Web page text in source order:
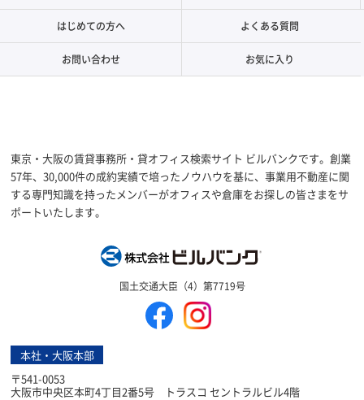
はじめての方へ よくある質問
お問い合わせ お気に入り
東京・大阪の賃貸事務所・貸オフィス検索サイト ビルバンクです。創業
57年、30,000件の成約実績で培ったノウハウを基に、事業用不動産に関
する専門知識を持ったメンバーがオフィスや倉庫をお探しの皆さまをサ
ポートいたします。
国土交通大臣（4）第7719号
本社・大阪本部
〒541-0053
大阪市中央区本町4丁目2番5号 トラスコ セントラルビル4階